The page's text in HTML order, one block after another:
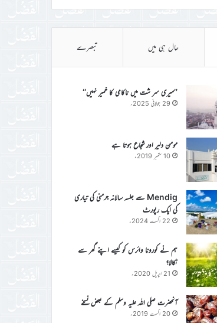
حال ہی میں تبصرے
’’میری سر شت میں ناکامی کا خمیر نہیں‘‘
29 جولائی 2025ء
مومن دلیر اور شجاع ہوتا ہے
10 ستمبر 2019ء
Mendig سے جلسہ سالانہ جرمنی کی تیاری
کی ایک رپورٹ
22 اگست 2024ء
ہم نے کورونا وائرس کو کیسے اپنے گھر سے
نکالا؟
21 اپریل 2020ء
آنحضرت صلی اللہ علیہ وسلم کے بعض نسخے
20 اگست 2019ء